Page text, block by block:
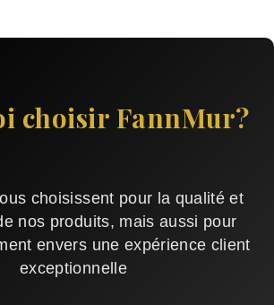
choisir FannMur?
choisissent pour la qualité et
nos produits, mais aussi pour
envers une expérience client
exceptionnelle